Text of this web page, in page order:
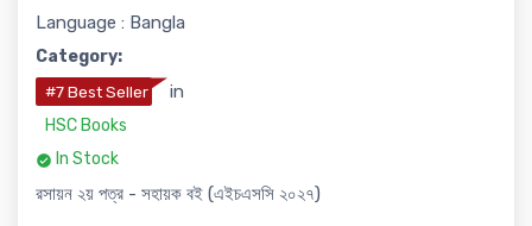
Language : Bangla
Category:
#7 Best Seller in
HSC Books
In Stock
রসায়ন ২য় পত্র - সহায়ক বই (এইচএসসি ২০২৭)